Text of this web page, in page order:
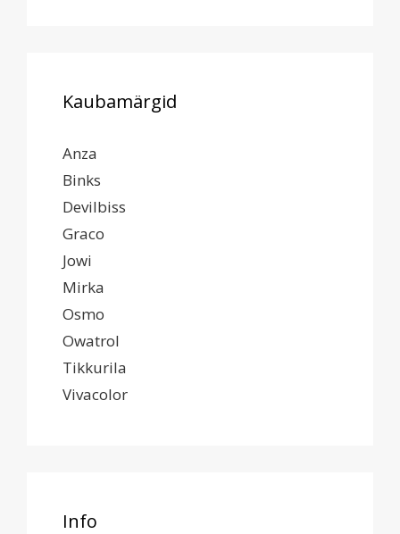
Kaubamärgid
Anza
Binks
Devilbiss
Graco
Jowi
Mirka
Osmo
Owatrol
Tikkurila
Vivacolor
Info